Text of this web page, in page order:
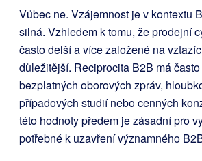
Vůbec ne. Vzájemnost je v kontextu
silná. Vzhledem k tomu, že prodejní
často delší a více založené na
důležitější. Reciprocita B2B má
bezplatných oborových zpráv,
případových studií nebo cenných
této hodnoty předem je zásadní pro
potřebné k uzavření významného